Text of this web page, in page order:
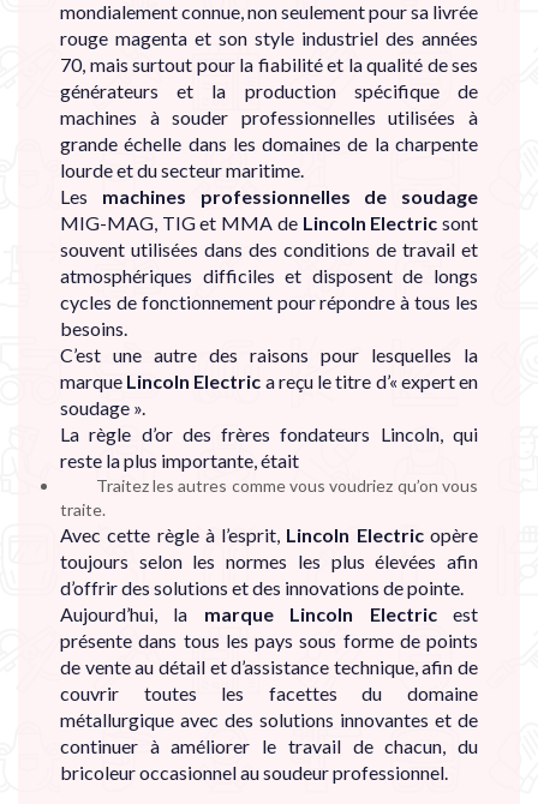
mondialement connue, non seulement pour sa livrée
rouge magenta et son style industriel des années
70, mais surtout pour la fiabilité et la qualité de ses
générateurs et la production spécifique de
machines à souder professionnelles utilisées à
grande échelle dans les domaines de la charpente
lourde et du secteur maritime.
Les machines professionnelles de soudage
MIG-MAG, TIG et MMA de Lincoln Electric sont
souvent utilisées dans des conditions de travail et
atmosphériques difficiles et disposent de longs
cycles de fonctionnement pour répondre à tous les
besoins.
C’est une autre des raisons pour lesquelles la
marque Lincoln Electric a reçu le titre d’« expert en
soudage ».
La règle d’or des frères fondateurs Lincoln, qui
reste la plus importante, était
Traitez les autres comme vous voudriez qu’on vous
traite.
Avec cette règle à l’esprit, Lincoln Electricopère
toujours selon les normes les plus élevées afin
d’offrir des solutions et des innovations de pointe.
Aujourd’hui, la marque Lincoln Electricest
présente dans tous les pays sous forme de points
de vente au détail et d’assistance technique, afin de
couvrir toutes les facettes du domaine
métallurgique avec des solutions innovantes et de
continuer à améliorer le travail de chacun, du
bricoleur occasionnel au soudeur professionnel.